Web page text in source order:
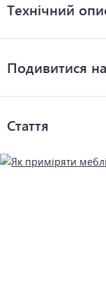
Технічний
Подивитися
Стаття